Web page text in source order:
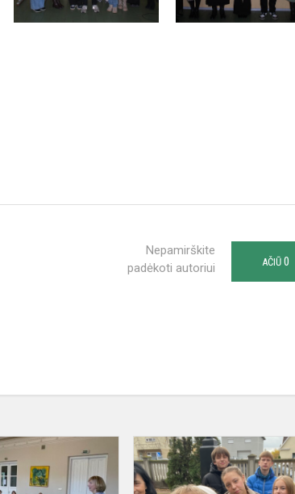
Nepamirškite
padėkoti autoriui
AČIŪ 0
Ateitininkų
lyderių
mokymai